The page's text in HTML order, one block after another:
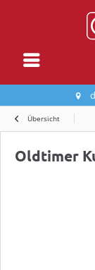
Übersicht
Oldtimer